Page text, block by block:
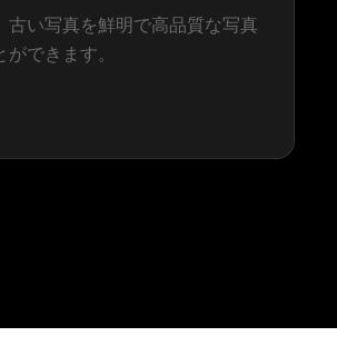
古い写真を鮮明で高品質な写真
できます。